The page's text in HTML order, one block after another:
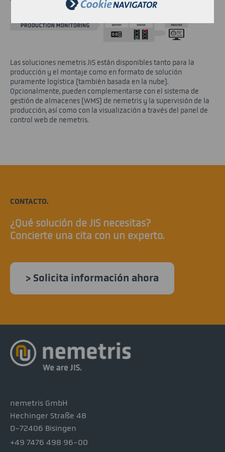
Las soluciones nemetris JIS están disponibles tanto para la
producción y el montaje como en formato de solución
puramente logística (también basada en la nube).
Opcionalmente, pueden complementarse con el sistema de
gestión de almacenes (WMS) de nemetris y la supervisión de la
producción, así como con la visualización a través del panel de
control web de nemetris.
CONTACTO.
¿Qué solución de JIS necesitas?
Concierte una cita con un experto.
> Solicita información ahora
nemetris GmbH
Hechinger Straße 48
D-72406 Bisingen
+49 7476 498 96-00